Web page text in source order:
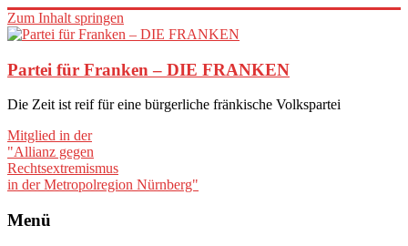
Zum Inhalt springen
Partei für Franken – DIE FRANKEN
Die Zeit ist reif für eine bürgerliche fränkische Volkspartei
Mitglied in der
"Allianz gegen
Rechtsextremismus
in der Metropolregion Nürnberg"
Menü